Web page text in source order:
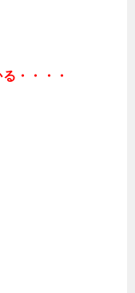
・・・・